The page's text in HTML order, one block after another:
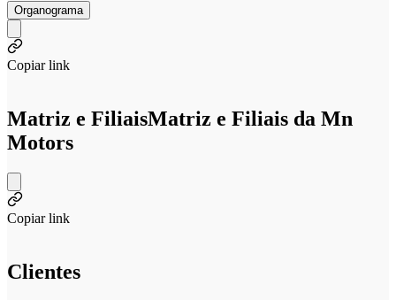
Organograma
Copiar link
Matriz e FiliaisMatriz e Filiais da Mn
Motors
Copiar link
Clientes